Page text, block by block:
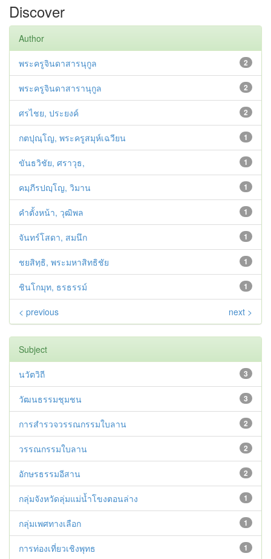
Discover
Author
2
พระครูจินดาสารนุกูล
2
พระครูจินดาสารานุกูล
2
ศรไชย, ประยงค์
1
กตปุณฺโญ, พระครูสมุห์เฉวียน
1
ขันธวิชัย, ศราวุธ,
1
คมฺภีรปญฺโญ, วิมาน
1
คำตั้งหน้า, วุฒิพล
1
จันทร์โสดา, สมนึก
1
ชยสิทฺธิ, พระมหาสิทธิชัย
1
ชินโกมุท, ธรธรรม์
< previous next >
Subject
3
นวัตวิถี
3
วัฒนธรรมชุมชน
2
การสำรวจวรรณกรรมใบลาน
2
วรรณกรรมใบลาน
2
อักษรธรรมอีสาน
1
กลุ่มจังหวัดลุ่มแม่น้ำโขงตอนล่าง
1
กลุ่มเพศทางเลือก
1
การท่องเที่ยวเชิงพุทธ